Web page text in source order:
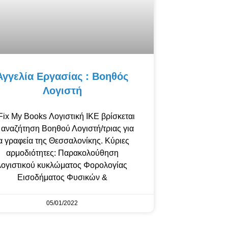
Εργασίας : Βοηθός
Λογιστή
My Books Λογιστική ΙΚΕ βρίσκεται
Βοηθού Λογιστή/τριας για
γραφεία της Θεσσαλονίκης. Κύριες
αρμοδιότητες: Παρακολούθηση
κυκλώματος Φορολογίας
Εισοδήματος Φυσικών &
05/01/2022